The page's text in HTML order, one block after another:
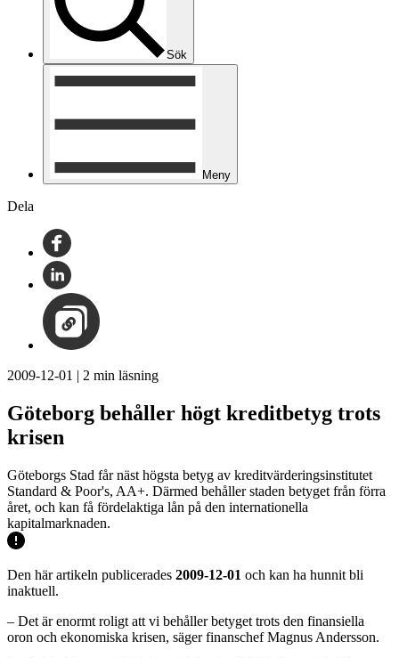
Sök
Meny
Dela
2009-12-01 | 2 min läsning
Göteborg behåller högt kreditbetyg trots
krisen
Göteborgs Stad får näst högsta betyg av kreditvärderingsinstitutet
Standard & Poor's, AA+. Därmed behåller staden betyget från förra
året, och kan få fördelaktiga lån på den internationella
kapitalmarknaden.
Den här artikeln publicerades 2009-12-01 och kan ha hunnit bli
inaktuell.
– Det är enormt roligt att vi behåller betyget trots den finansiella
oron och ekonomiska krisen, säger finanschef Magnus Andersson.